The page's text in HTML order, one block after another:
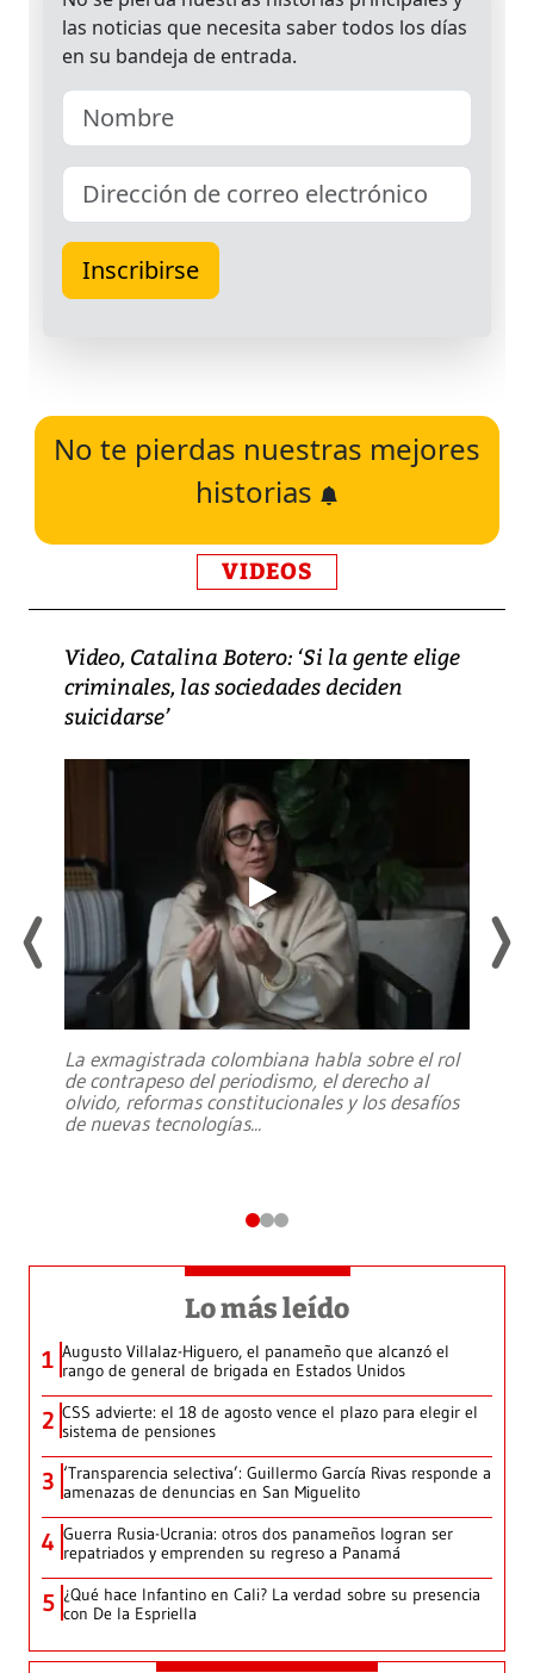
No te pierdas nuestras mejores
historias
VIDEOS
Video, Catalina Botero: ‘Si la gente elige
criminales, las sociedades deciden
suicidarse’
La exmagistrada colombiana habla sobre el rol
de contrapeso del periodismo, el derecho al
olvido, reformas constitucionales y los desafíos
de nuevas tecnologías...
Lo más leído
1 Augusto Villalaz-Higuero, el panameño que alcanzó el
rango de general de brigada en Estados Unidos
2 CSS advierte: el 18 de agosto vence el plazo para elegir el
sistema de pensiones
3 ‘Transparencia selectiva’: Guillermo García Rivas responde a
amenazas de denuncias en San Miguelito
4 Guerra Rusia-Ucrania: otros dos panameños logran ser
repatriados y emprenden su regreso a Panamá
5 ¿Qué hace Infantino en Cali? La verdad sobre su presencia
con De la Espriella